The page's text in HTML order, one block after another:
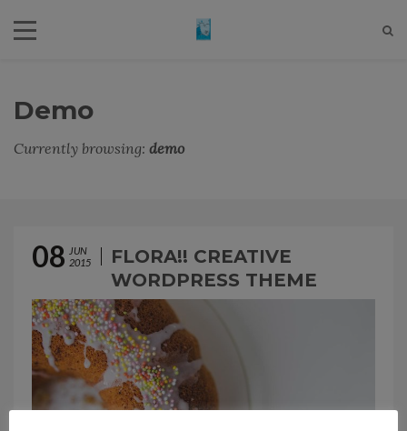
Demo
Currently browsing: demo
08 JUN
2015
FLORA!! CREATIVE
WORDPRESS THEME